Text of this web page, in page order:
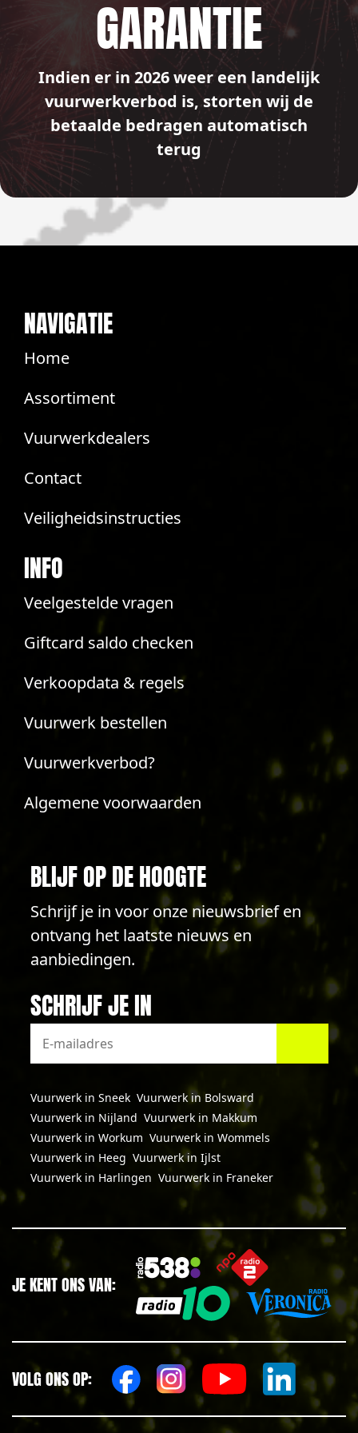
GARANTIE
Indien er in 2026 weer een landelijk
vuurwerkverbod is, storten wij de
betaalde bedragen automatisch
terug
NAVIGATIE
Home
Assortiment
Vuurwerkdealers
Contact
Veiligheidsinstructies
INFO
Veelgestelde vragen
Giftcard saldo checken
Verkoopdata & regels
Vuurwerk bestellen
Vuurwerkverbod?
Algemene voorwaarden
BLIJF OP DE HOOGTE
Schrijf je in voor onze nieuwsbrief en
ontvang het laatste nieuws en
aanbiedingen.
SCHRIJF JE IN
Vuurwerk in Sneek Vuurwerk in Bolsward
Vuurwerk in Nijland Vuurwerk in Makkum
Vuurwerk in Workum Vuurwerk in Wommels
Vuurwerk in Heeg Vuurwerk in Ijlst
Vuurwerk in Harlingen Vuurwerk in Franeker
JE KENT ONS VAN:
VOLG ONS OP: